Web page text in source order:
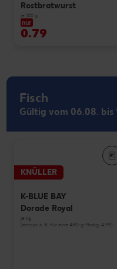
Rostbratwurst
je 100 g
nur
0.79
Fisch
Gültig vom 06.08. bis
KNÜLLER
K-BLUE BAY
Dorade Royal
je kg
(entspr. z. B. für eine 450-g-Packg. 4.99)